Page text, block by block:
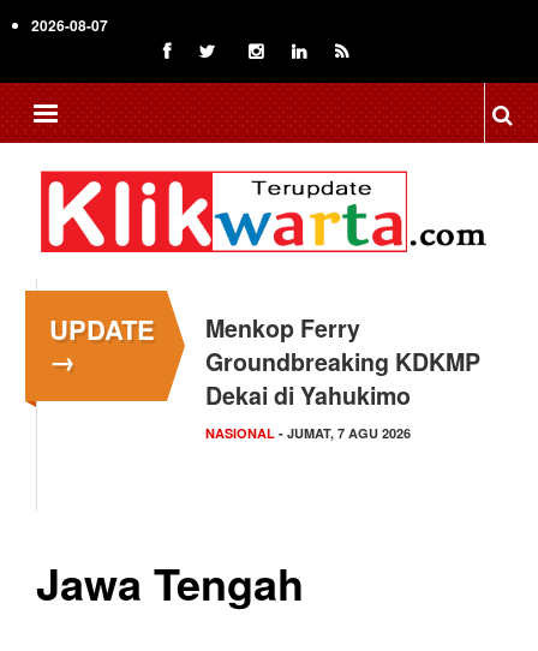
to
content
2026-08-07
UPDATE
→
Menkop Ferry
Groundbreaking KDKMP
Dekai di Yahukimo
NASIONAL - JUMAT, 7 AGU 2026
Jawa Tengah